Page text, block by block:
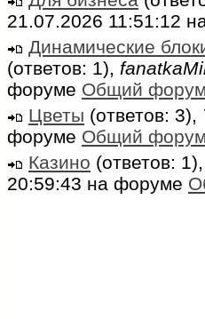
21.07.2026 11:51:12
Динамические
(ответов: 1),
форуме Общий
Цветы (ответов: 3),
форуме Общий
Казино (ответов:
20:59:43 на форуме